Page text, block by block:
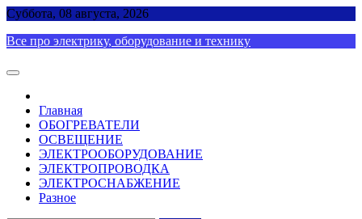
Skip
content
Суббота, 08 августа, 2026
Все про электрику, оборудование и технику
Главная
ОБОГРЕВАТЕЛИ
ОСВЕЩЕНИЕ
ЭЛЕКТРООБОРУДОВАНИЕ
ЭЛЕКТРОПРОВОДКА
ЭЛЕКТРОСНАБЖЕНИЕ
Разное